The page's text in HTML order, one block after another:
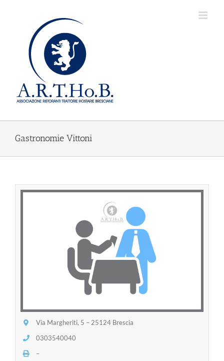
Gastronomie Vittoni
Via Margheriti, 5 – 25124 Brescia
0303540040
–